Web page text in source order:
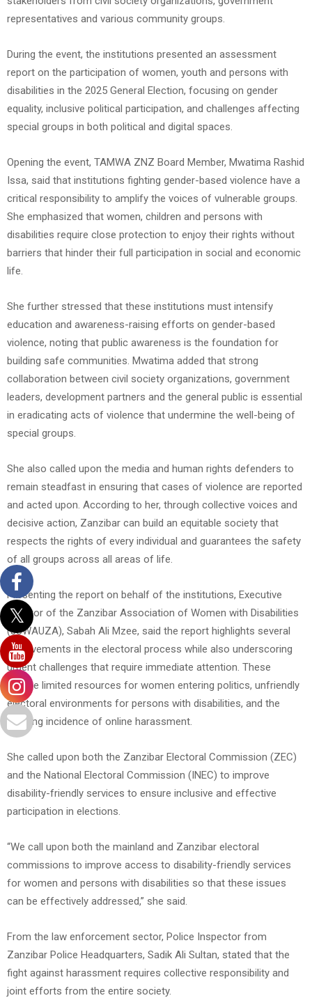
representatives and various community groups.
During the event, the institutions presented an assessment
report on the participation of women, youth and persons with
disabilities in the 2025 General Election, focusing on gender
equality, inclusive political participation, and challenges affecting
special groups in both political and digital spaces.
Opening the event, TAMWA ZNZ Board Member, Mwatima Rashid
Issa, said that institutions fighting gender-based violence have a
critical responsibility to amplify the voices of vulnerable groups.
She emphasized that women, children and persons with
disabilities require close protection to enjoy their rights without
barriers that hinder their full participation in social and economic
life.
She further stressed that these institutions must intensify
education and awareness-raising efforts on gender-based
violence, noting that public awareness is the foundation for
building safe communities. Mwatima added that strong
collaboration between civil society organizations, government
leaders, development partners and the general public is essential
in eradicating acts of violence that undermine the well-being of
special groups.
She also called upon the media and human rights defenders to
remain steadfast in ensuring that cases of violence are reported
and acted upon. According to her, through collective voices and
decisive action, Zanzibar can build an equitable society that
respects the rights of every individual and guarantees the safety
of all groups across all areas of life.
Presenting the report on behalf of the institutions, Executive
Director of the Zanzibar Association of Women with Disabilities
(JUWAUZA), Sabah Ali Mzee, said the report highlights several
achievements in the electoral process while also underscoring
urgent challenges that require immediate attention. These
include limited resources for women entering politics, unfriendly
electoral environments for persons with disabilities, and the
growing incidence of online harassment.
She called upon both the Zanzibar Electoral Commission (ZEC)
and the National Electoral Commission (INEC) to improve
disability-friendly services to ensure inclusive and effective
participation in elections.
“We call upon both the mainland and Zanzibar electoral
commissions to improve access to disability-friendly services
for women and persons with disabilities so that these issues
can be effectively addressed,” she said.
From the law enforcement sector, Police Inspector from
Zanzibar Police Headquarters, Sadik Ali Sultan, stated that the
fight against harassment requires collective responsibility and
joint efforts from the entire society.